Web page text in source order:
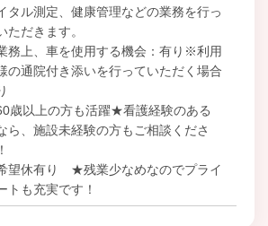
タル測定、健康管理などの業務を行っ
ただきます。
務上、車を使用する機会：有り※利用
の通院付き添いを行っていただく場合
歳以上の方も活躍★看護経験のある
ら、施設未経験の方もご相談くださ
望休有り ★残業少なめなのでプライ
トも充実です！